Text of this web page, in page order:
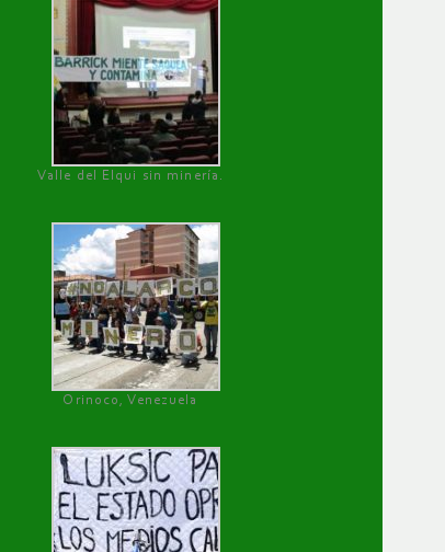
Valle del Elqui sin minería.
Orinoco, Venezuela